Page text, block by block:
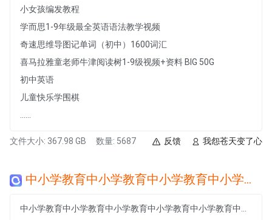
小女孩编发教程
学而思1-9年级最全英语语法教学视频
奇速思维导图记单词（初中）1600词汇
喜马拉雅童老师牛津阅读树1-9级视频+资料 BIG 50G
初中英语
儿童快乐学围棋
文件大小: 367.98 GB 数量: 5687 我怨苍天变了心
反馈
中小学教育中小学教育中小学教育中小学教育中小学教育中小学教育中小学教育中小学教育中小学教育中小学教育中小学教育中小学教育